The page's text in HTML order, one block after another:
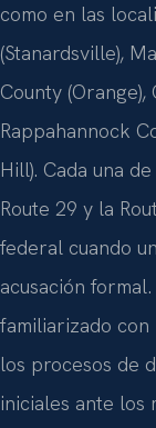
como en las
(Stanardsville),
County
Rappahannock
Hill). Cada una
Route 29 y la
federal cuando
acusación formal.
familiarizado
los procesos de
iniciales ante los